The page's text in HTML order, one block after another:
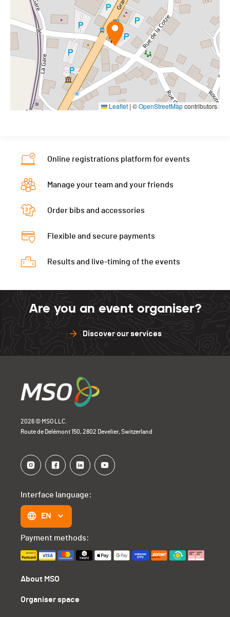
Leaflet | ©OpenStreetMapcontributors
Online registrations platform for events
Manage your team and your friends
Order bibs and accessories
Flexible and secure payments
Results and live-timing of the events
Are you an event organiser?
Discover our services
2026 © MSO LLC.
Route de Delémont 150, 2802 Develier, Switzerland
About MSO
Organiser space
Interface language:
EN
Payment methods: